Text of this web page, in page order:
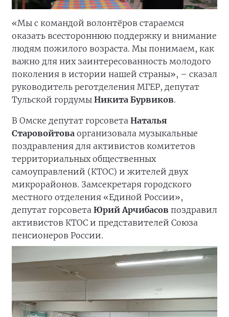
«Мы с командой волонтёров стараемся
оказать всестороннюю поддержку и внимание
людям пожилого возраста. Мы понимаем, как
важно для них заинтересованность молодого
поколения в истории нашей страны», – сказал
руководитель реготделения МГЕР, депутат
Тульской гордумы Никита Бурвиков.
В Омске депутат горсовета Наталья
Старовойтова организовала музыкальные
поздравления для активистов комитетов
территориальных общественных
самоуправлений (КТОС) и жителей двух
микрорайонов. Замсекретаря городского
местного отделения «Единой России»,
депутат горсовета Юрий Арчибасов поздравил
активистов КТОС и представителей Союза
пенсионеров России.